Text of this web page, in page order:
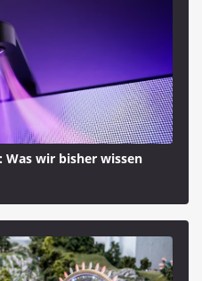
Was wir bisher wissen